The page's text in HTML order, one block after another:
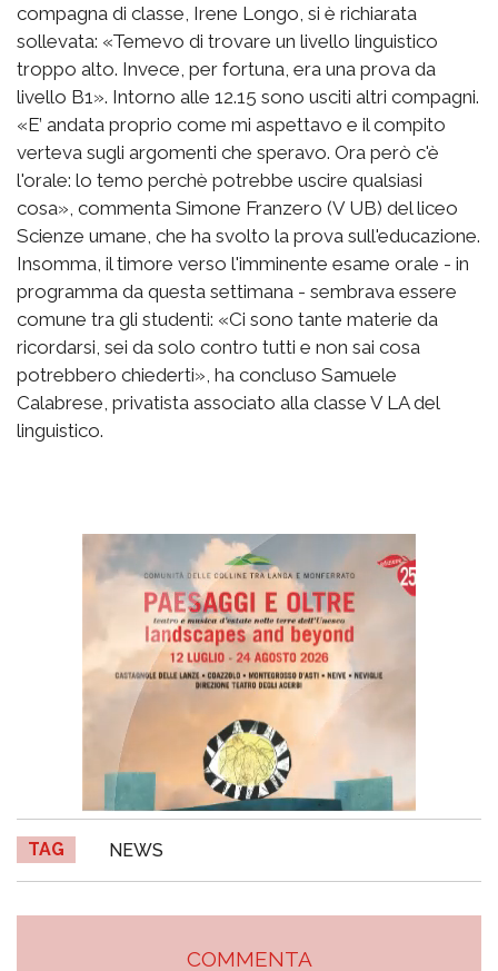
compagna di classe, Irene Longo, si è richiarata
sollevata: «Temevo di trovare un livello linguistico
troppo alto. Invece, per fortuna, era una prova da
livello B1». Intorno alle 12.15 sono usciti altri compagni.
«E’ andata proprio come mi aspettavo e il compito
verteva sugli argomenti che speravo. Ora però c'è
l'orale: lo temo perchè potrebbe uscire qualsiasi
cosa», commenta Simone Franzero (V UB) del liceo
Scienze umane, che ha svolto la prova sull'educazione.
Insomma, il timore verso l'imminente esame orale - in
programma da questa settimana - sembrava essere
comune tra gli studenti: «Ci sono tante materie da
ricordarsi, sei da solo contro tutti e non sai cosa
potrebbero chiederti», ha concluso Samuele
Calabrese, privatista associato alla classe V LA del
linguistico.
TAG NEWS
COMMENTA